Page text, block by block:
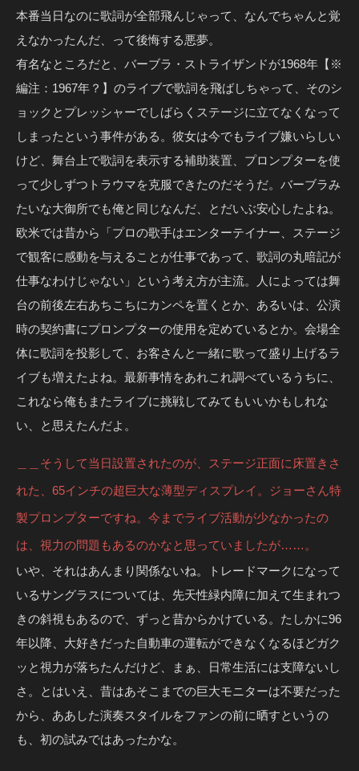
本番当日なのに歌詞が全部飛んじゃって、なんでちゃんと覚
えなかったんだ、って後悔する悪夢。
有名なところだと、バーブラ・ストライザンドが1968年【※
編注：1967年？】のライブで歌詞を飛ばしちゃって、そのシ
ョックとプレッシャーでしばらくステージに立てなくなって
しまったという事件がある。彼女は今でもライブ嫌いらしい
けど、舞台上で歌詞を表示する補助装置、プロンプターを使
って少しずつトラウマを克服できたのだそうだ。バーブラみ
たいな大御所でも俺と同じなんだ、とだいぶ安心したよね。
欧米では昔から「プロの歌手はエンターテイナー、ステージ
で観客に感動を与えることが仕事であって、歌詞の丸暗記が
仕事なわけじゃない」という考え方が主流。人によっては舞
台の前後左右あちこちにカンペを置くとか、あるいは、公演
時の契約書にプロンプターの使用を定めているとか。会場全
体に歌詞を投影して、お客さんと一緒に歌って盛り上げるラ
イブも増えたよね。最新事情をあれこれ調べているうちに、
これなら俺もまたライブに挑戦してみてもいいかもしれな
い、と思えたんだよ。
＿＿そうして当日設置されたのが、ステージ正面に床置きさ
れた、65インチの超巨大な薄型ディスプレイ。ジョーさん特
製プロンプターですね。今までライブ活動が少なかったの
は、視力の問題もあるのかなと思っていましたが……。
いや、それはあんまり関係ないね。トレードマークになって
いるサングラスについては、先天性緑内障に加えて生まれつ
きの斜視もあるので、ずっと昔からかけている。たしかに96
年以降、大好きだった自動車の運転ができなくなるほどガク
ッと視力が落ちたんだけど、まぁ、日常生活には支障ないし
さ。とはいえ、昔はあそこまでの巨大モニターは不要だった
から、ああした演奏スタイルをファンの前に晒すというの
も、初の試みではあったかな。